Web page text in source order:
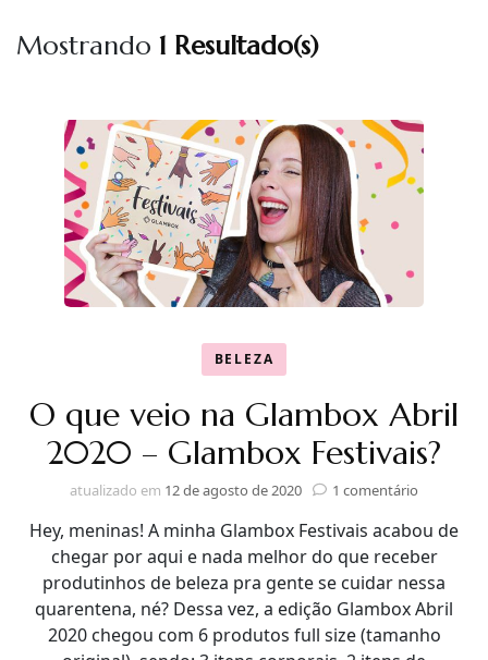
Mostrando 1 Resultado(s)
BELEZA
O que veio na Glambox Abril
2020 – Glambox Festivais?
atualizado em 12 de agosto de 2020 1 comentário
que
veio
na
Abril
2020
Hey, meninas! A minha Glambox Festivais acabou de
chegar por aqui e nada melhor do que receber
produtinhos de beleza pra gente se cuidar nessa
quarentena, né? Dessa vez, a edição Glambox Abril
2020 chegou com 6 produtos full size (tamanho